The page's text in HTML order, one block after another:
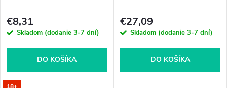
€8,31
Skladom (dodanie 3-7 dní)
DO KOŠÍKA
€27,09
Skladom (dodanie 3-7 dní)
DO KOŠÍKA